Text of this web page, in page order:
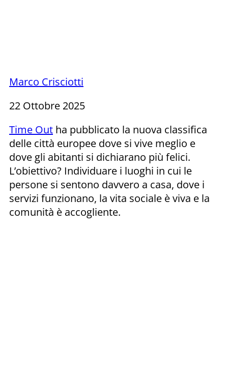
Marco Crisciotti
22 Ottobre 2025
Time Out ha pubblicato la nuova classifica
delle città europee dove si vive meglio e
dove gli abitanti si dichiarano più felici.
L’obiettivo? Individuare i luoghi in cui le
persone si sentono davvero a casa, dove i
servizi funzionano, la vita sociale è viva e la
comunità è accogliente.